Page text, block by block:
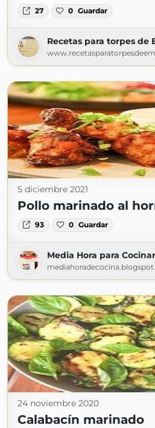
27 0 Guardar
Recetas para torpes de
5 diciembre 2021
Pollo marinado al
93 0 Guardar
Media Hora para Cocinar
24 noviembre 2020
Calabacín marinado